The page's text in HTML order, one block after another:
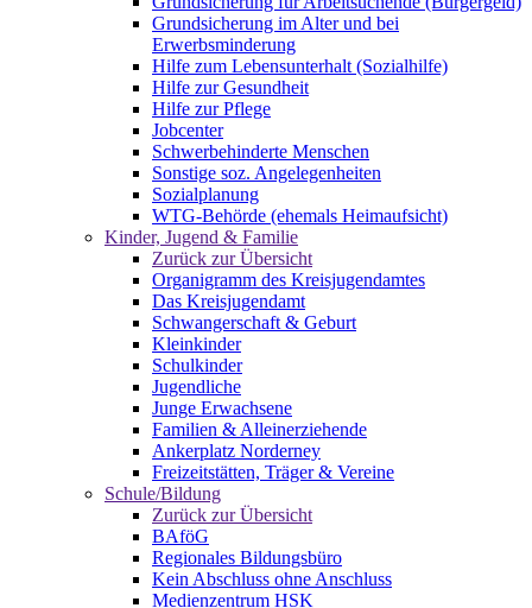
Grundsicherung im Alter und bei
Erwerbsminderung
Hilfe zum Lebensunterhalt (Sozialhilfe)
Hilfe zur Gesundheit
Hilfe zur Pflege
Jobcenter
Schwerbehinderte Menschen
Sonstige soz. Angelegenheiten
Sozialplanung
WTG-Behörde (ehemals Heimaufsicht)
Kinder, Jugend & Familie
Zurück zur Übersicht
Organigramm des Kreisjugendamtes
Das Kreisjugendamt
Schwangerschaft & Geburt
Kleinkinder
Schulkinder
Jugendliche
Junge Erwachsene
Familien & Alleinerziehende
Ankerplatz Norderney
Freizeitstätten, Träger & Vereine
Schule/Bildung
Zurück zur Übersicht
BAföG
Regionales Bildungsbüro
Kein Abschluss ohne Anschluss
Medienzentrum HSK